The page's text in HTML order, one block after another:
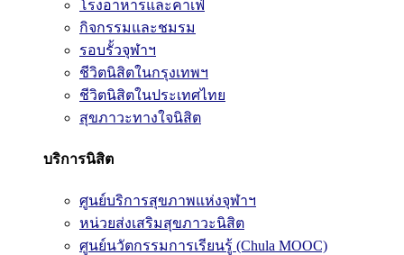
โรงอาหารและคาเฟ่
กิจกรรมและชมรม
รอบรั้วจุฬาฯ
ชีวิตนิสิตในกรุงเทพฯ
ชีวิตนิสิตในประเทศไทย
สุขภาวะทางใจนิสิต
บริการนิสิต
ศูนย์บริการสุขภาพแห่งจุฬาฯ
หน่วยส่งเสริมสุขภาวะนิสิต
ศูนย์นวัตกรรมการเรียนรู้ (Chula MOOC)